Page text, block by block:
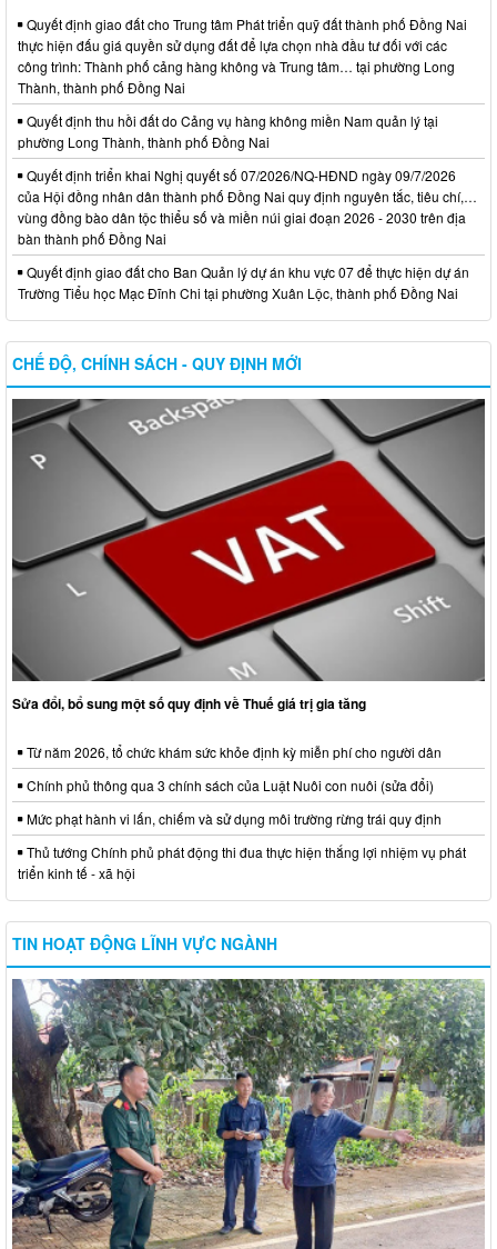
Quyết định giao đất cho Trung tâm Phát triển quỹ đất thành phố Đồng Nai
thực hiện đấu giá quyền sử dụng đất để lựa chọn nhà đầu tư đối với các
công trình: Thành phố cảng hàng không và Trung tâm… tại phường Long
Thành, thành phố Đồng Nai
Quyết định thu hồi đất do Cảng vụ hàng không miền Nam quản lý tại
phường Long Thành, thành phố Đồng Nai
Quyết định triển khai Nghị quyết số 07/2026/NQ-HĐND ngày 09/7/2026
của Hội đồng nhân dân thành phố Đồng Nai quy định nguyên tắc, tiêu chí,…
vùng đồng bào dân tộc thiểu số và miền núi giai đoạn 2026 - 2030 trên địa
bàn thành phố Đồng Nai
Quyết định giao đất cho Ban Quản lý dự án khu vực 07 để thực hiện dự án
Trường Tiểu học Mạc Đĩnh Chi tại phường Xuân Lộc, thành phố Đồng Nai
CHẾ ĐỘ, CHÍNH SÁCH - QUY ĐỊNH MỚI
Sửa đổi, bổ sung một số quy định về Thuế giá trị gia tăng
Từ năm 2026, tổ chức khám sức khỏe định kỳ miễn phí cho người dân
Chính phủ thông qua 3 chính sách của Luật Nuôi con nuôi (sửa đổi)
Mức phạt hành vi lấn, chiếm và sử dụng môi trường rừng trái quy định
Thủ tướng Chính phủ phát động thi đua thực hiện thắng lợi nhiệm vụ phát
triển kinh tế - xã hội
TIN HOẠT ĐỘNG LĨNH VỰC NGÀNH